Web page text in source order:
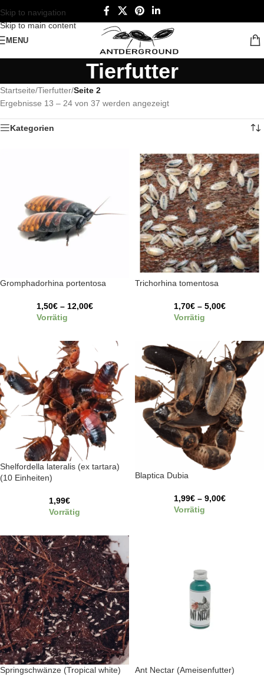
Skip to navigation
Skip to main content
MENU
Tierfutter
Startseite/Tierfutter/Seite 2
Ergebnisse 13 – 24 von 37 werden angezeigt
Kategorien
Gromphadorhina portentosa
1,50€ – 12,00€
Vorrätig
Trichorhina tomentosa
1,70€ – 5,00€
Vorrätig
Shelfordella lateralis (ex tartara)
(10 Einheiten)
1,99€
Vorrätig
Blaptica Dubia
1,99€ – 9,00€
Vorrätig
Springschwänze (Tropical white) Ant Nectar (Ameisenfutter)